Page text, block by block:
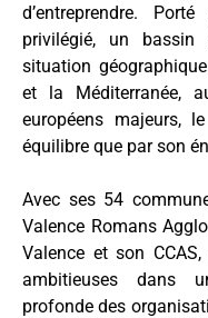
d’entreprendre.
privilégié, un bassin
situation
et la Méditerranée,
européens majeurs,
équilibre que par son
Avec ses 54
Valence Romans
Valence et son
ambitieuses dans
profonde des